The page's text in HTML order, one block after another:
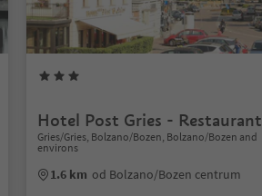
Hotel Post Gries - Restaurant
Gries/Gries, Bolzano/Bozen, Bolzano/Bozen and
environs
1.6 km od Bolzano/Bozen centrum